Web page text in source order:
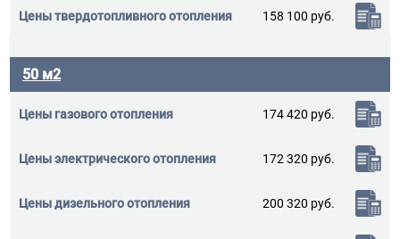
158 100 руб.
50 м2
174 420 руб.
172 320 руб.
200 320 руб.